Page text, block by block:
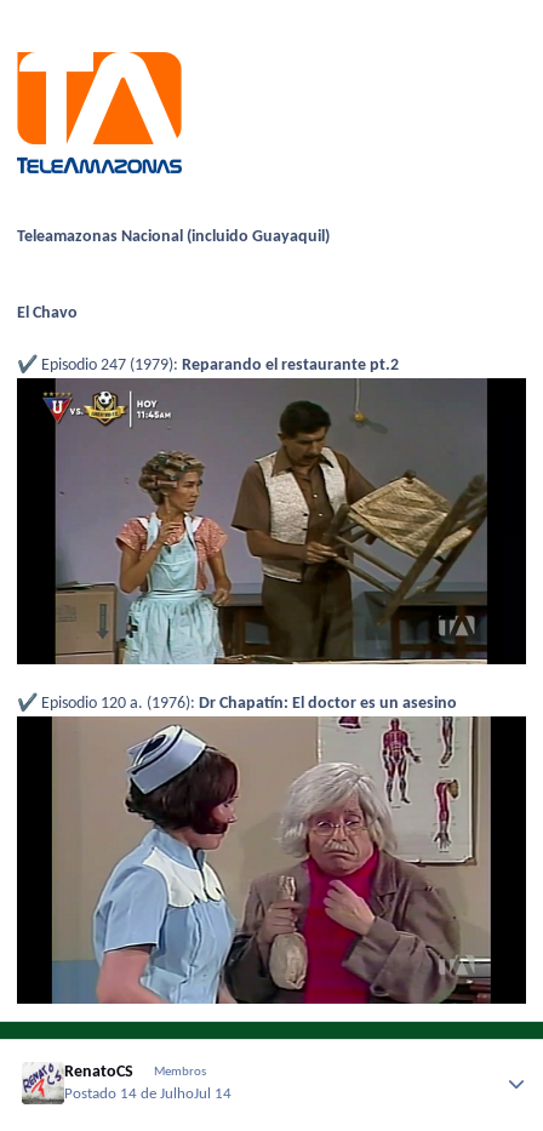
Teleamazonas Nacional (incluido Guayaquil)
El Chavo
✔️ Episodio 247 (1979): Reparando el restaurante pt.2
✔️ Episodio 120 a. (1976): Dr Chapatín: El doctor es un asesino
RenatoCS Membros
Postado 14 de JulhoJul 14